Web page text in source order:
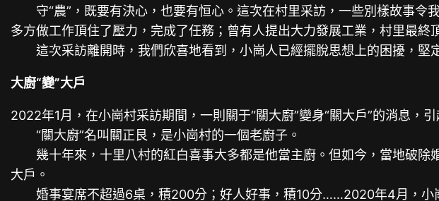
守“農”，既要有決心，也要有恒心。這次在村里采訪，一些別樣故事令
多方做工作頂住了壓力，完成了任務；曾有人提出大力發展工業，村里最終
這次采訪離開時，我們欣喜地看到，小崗人已經擺脫思想上的困擾，堅
大廚“變”大戶
2022年1月，在小崗村采訪期間，一則關于“關大廚”變身“關大戶”的消息，
“關大廚”名叫關正艮，是小崗村的一個老廚子。
幾十年來，十里八村的紅白喜事大多都是他當主廚。但如今，當地破除
大戶。
婚事宴席不超過6桌，積200分；好人好事，積10分……2020年4月，小崗